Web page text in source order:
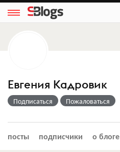
Евгения Кадровик
Подписаться Пожаловаться
посты подписчики о блоге